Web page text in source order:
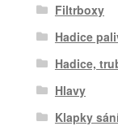
Filtrboxy
Hadice
Hadice,
Hlavy
Klapky